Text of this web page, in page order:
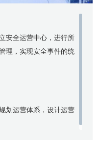
安全运营中心，进行所
理，实现安全事件的统
划运营体系，设计运营